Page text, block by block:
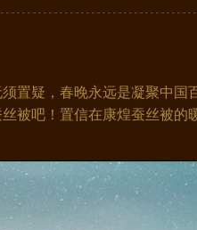
置疑，春晚永远是凝聚中国
被吧！置信在康煌蚕丝被的